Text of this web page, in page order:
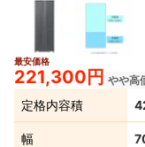
最安価格
221,300円 やや高
定格内容積
幅